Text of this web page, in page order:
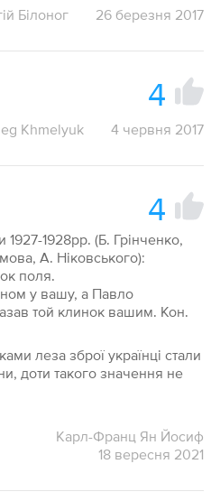
Білоног 26 березня 2017
4
Khmelyuk 4 червня 2017
4
1928рр. (Б. Грінченко,
А. Ніковського):
поля.
у вашу, а Павло
той клинок вашим. Кон.
леза зброї українці стали
доти такого значення не
Карл-Франц Ян Йосиф
18 вересня 2021